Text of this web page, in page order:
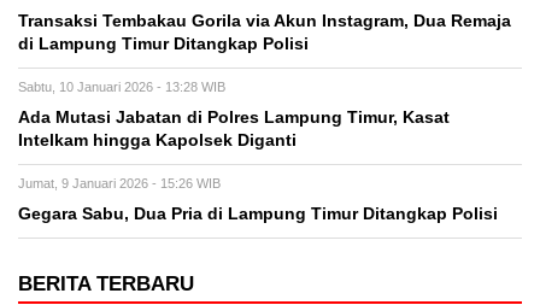
Transaksi Tembakau Gorila via Akun Instagram, Dua Remaja
di Lampung Timur Ditangkap Polisi
Sabtu, 10 Januari 2026 - 13:28 WIB
Ada Mutasi Jabatan di Polres Lampung Timur, Kasat
Intelkam hingga Kapolsek Diganti
Jumat, 9 Januari 2026 - 15:26 WIB
Gegara Sabu, Dua Pria di Lampung Timur Ditangkap Polisi
BERITA TERBARU